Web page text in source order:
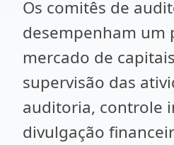
Os comitês de
desempenham um
mercado de
supervisão das
auditoria, controle
divulgação